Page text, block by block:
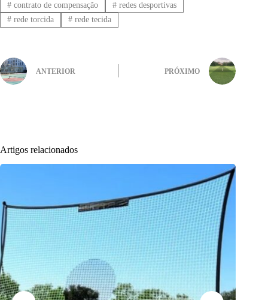
#contrato de compensação #redes desportivas
#rede torcida #rede tecida
ANTERIOR PRÓXIMO
Artigos relacionados